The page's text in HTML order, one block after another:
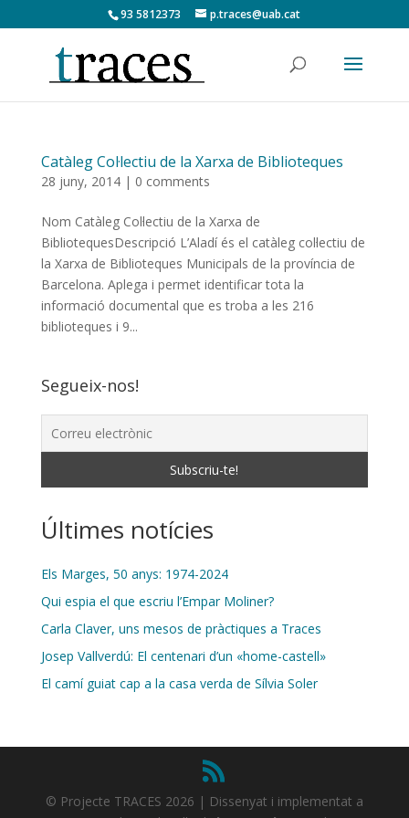
93 5812373 p.traces@uab.cat
Catàleg Col·lectiu de la Xarxa de Biblioteques
28 juny, 2014| 0 comments
Nom Catàleg Col·lectiu de la Xarxa de
BibliotequesDescripció L’Aladí és el catàleg col·lectiu de
la Xarxa de Biblioteques Municipals de la província de
Barcelona. Aplega i permet identificar tota la
informació documental que es troba a les 216
biblioteques i 9...
Segueix-nos!
Últimes notícies
Els Marges, 50 anys: 1974-2024
Qui espia el que escriu l’Empar Moliner?
Carla Claver, uns mesos de pràctiques a Traces
Josep Vallverdú: El centenari d’un «home-castell»
El camí guiat cap a la casa verda de Sílvia Soler
© Projecte TRACES 2026 | Dissenyat i implementat a